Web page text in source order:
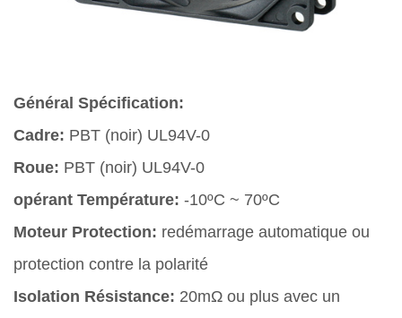
Général Spécification:
Cadre: PBT (noir) UL94V-0
Roue: PBT (noir) UL94V-0
opérant Température: -10ºC ~ 70ºC
Moteur Protection: redémarrage automatique ou
protection contre la polarité
Isolation Résistance: 20mΩ ou plus avec un